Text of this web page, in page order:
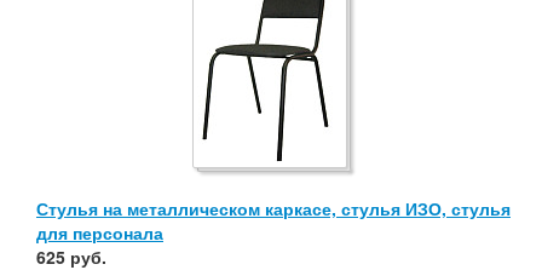
Применить Сбросить фильтр
Стулья на металлическом каркасе, стулья ИЗО, стулья
для персонала
625 руб.